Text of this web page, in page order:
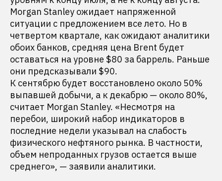
Morgan Stanley ожидает напряженной
ситуации с предложением все лето. Но в
четвертом квартале, как ожидают аналитики
обоих банков, средняя цена Brent будет
оставаться на уровне $80 за баррель. Раньше
они предсказывали $90.
К сентябрю будет восстановлено около 50%
выпавшей добычи, а к декабрю — около 80%,
считает Morgan Stanley. «Несмотря на
перебои, широкий набор индикаторов в
последние недели указывал на слабость
физического нефтяного рынка. В частности,
объем непроданных грузов остается выше
среднего», — заявили аналитики.